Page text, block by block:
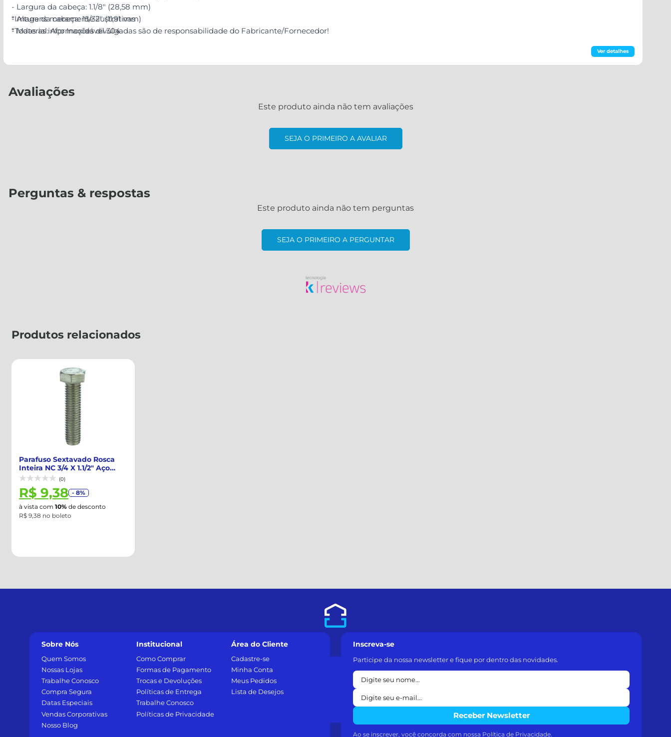
Ver detalhes
- Largura da cabeça: 1.1/8" (28,58 mm)
- Altura da cabeça: 15/32" (11,91 mm)
- Material: Aço Inoxidável 304
*Imagens meramente ilustrativas
*Todas as informações divulgadas são de responsabilidade do Fabricante/Fornecedor!
Avaliações
Este produto ainda não tem avaliações
SEJA O PRIMEIRO A AVALIAR
Perguntas & respostas
Este produto ainda não tem perguntas
SEJA O PRIMEIRO A PERGUNTAR
Produtos relacionados
Parafuso Sextavado Rosca
Inteira NC 3/4 X 1.1/2" Aço
Inox 30...
(0)
R$ 9,38 - 8%
à vista com 10% de desconto
R$ 9,38 no boleto
Sobre Nós
Quem Somos
Nossas Lojas
Trabalhe Conosco
Compra Segura
Datas Especiais
Vendas Corporativas
Nosso Blog
Institucional
Como Comprar
Formas de Pagamento
Trocas e Devoluções
Políticas de Entrega
Trabalhe Conosco
Políticas de Privacidade
Área do Cliente
Cadastre-se
Minha Conta
Meus Pedidos
Lista de Desejos
Inscreva-se
Participe da nossa newsletter e fique por dentro das novidades.
Receber Newsletter
Ao se inscrever, você concorda com nossa Política de Privacidade